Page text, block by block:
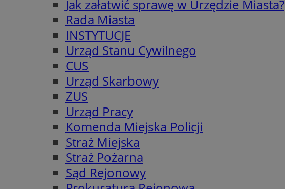
Jak załatwić sprawę w Urzędzie Miasta?
Rada Miasta
INSTYTUCJE
Urząd Stanu Cywilnego
CUS
Urząd Skarbowy
ZUS
Urząd Pracy
Komenda Miejska Policji
Straż Miejska
Straż Pożarna
Sąd Rejonowy